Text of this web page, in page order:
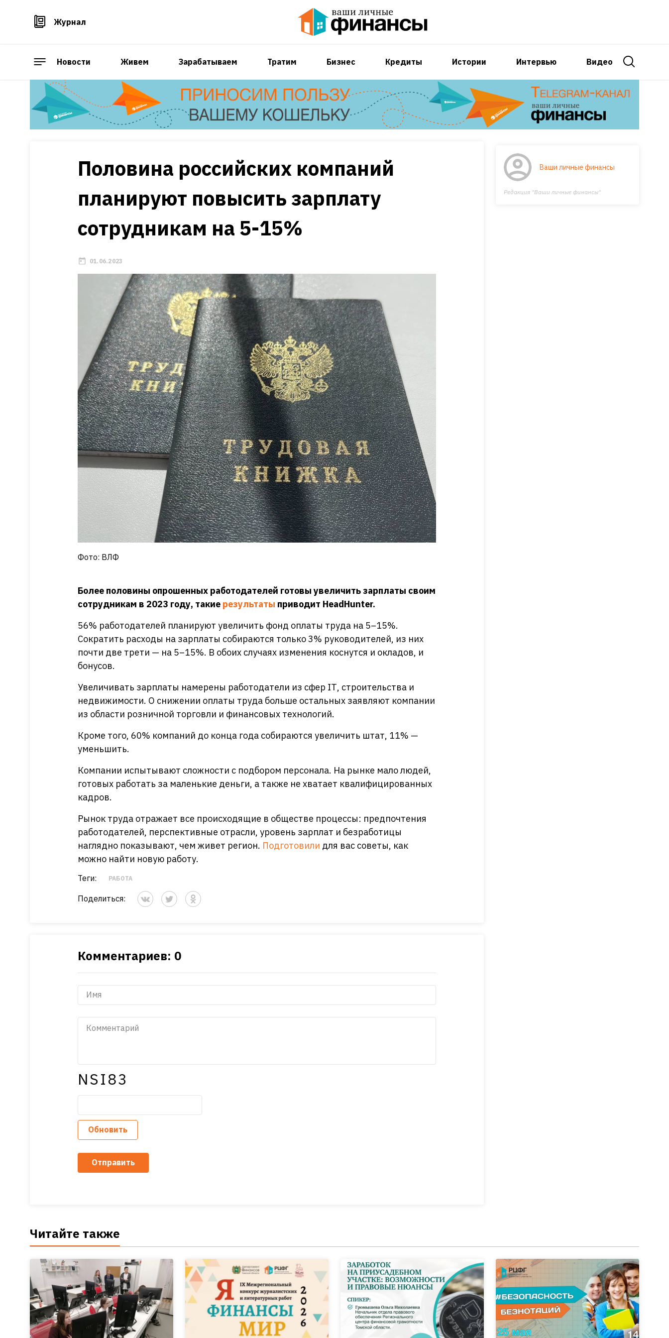
Журнал
Новости Живем Зарабатываем Тратим Бизнес Кредиты Истории Интервью Видео
Половина российских компаний
планируют повысить зарплату
сотрудникам на 5-15%
01.06.2023
Фото: ВЛФ
Ваши личные финансы
Редакция "Ваши личные финансы"
Более половины опрошенных работодателей готовы увеличить зарплаты своим
сотрудникам в 2023 году, такие результаты приводит HeadHunter.
56% работодателей планируют увеличить фонд оплаты труда на 5–15%.
Сократить расходы на зарплаты собираются только 3% руководителей, из них
почти две трети — на 5–15%. В обоих случаях изменения коснутся и окладов, и
бонусов.
Увеличивать зарплаты намерены работодатели из сфер IТ, строительства и
недвижимости. О снижении оплаты труда больше остальных заявляют компании
из области розничной торговли и финансовых технологий.
Кроме того, 60% компаний до конца года собираются увеличить штат, 11% —
уменьшить.
Компании испытывают сложности с подбором персонала. На рынке мало людей,
готовых работать за маленькие деньги, а также не хватает квалифицированных
кадров.
Рынок труда отражает все происходящие в обществе процессы: предпочтения
работодателей, перспективные отрасли, уровень зарплат и безработицы
наглядно показывают, чем живет регион. Подготовили для вас советы, как
можно найти новую работу.
Теги: РАБОТА
Поделиться:
Комментариев: 0
NSI83
Обновить
Отправить
Читайте также